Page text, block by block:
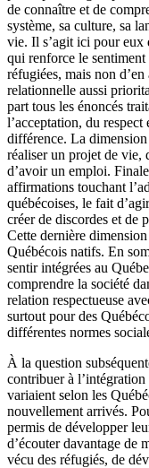
de connaître et de
système, sa culture, sa
vie. Il s’agit ici pour eux
qui renforce le sentiment
réfugiées, mais non
relationnelle aussi
part tous les énoncés
l’acceptation, du respect
différence. La
réaliser un projet de vie,
d’avoir un emploi.
affirmations touchant
québécoises, le fait
créer de discordes et de
Cette dernière
Québécois natifs. En
sentir intégrées au
comprendre la société
relation respectueuse
surtout pour des
différentes normes
À la question
contribuer à l’intégration
variaient selon les
nouvellement arrivés.
permis de développer
d’écouter davantage de
vécu des réfugiés, de